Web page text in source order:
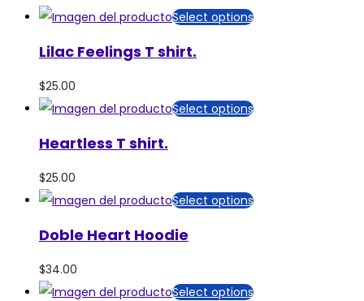
Select options
Lilac Feelings T shirt.
$25.00
Select options
Heartless T shirt.
$25.00
Select options
Doble Heart Hoodie
$34.00
Select options